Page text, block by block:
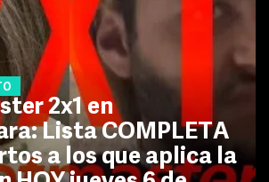
2x1 en
Lista COMPLETA
a los que aplica la